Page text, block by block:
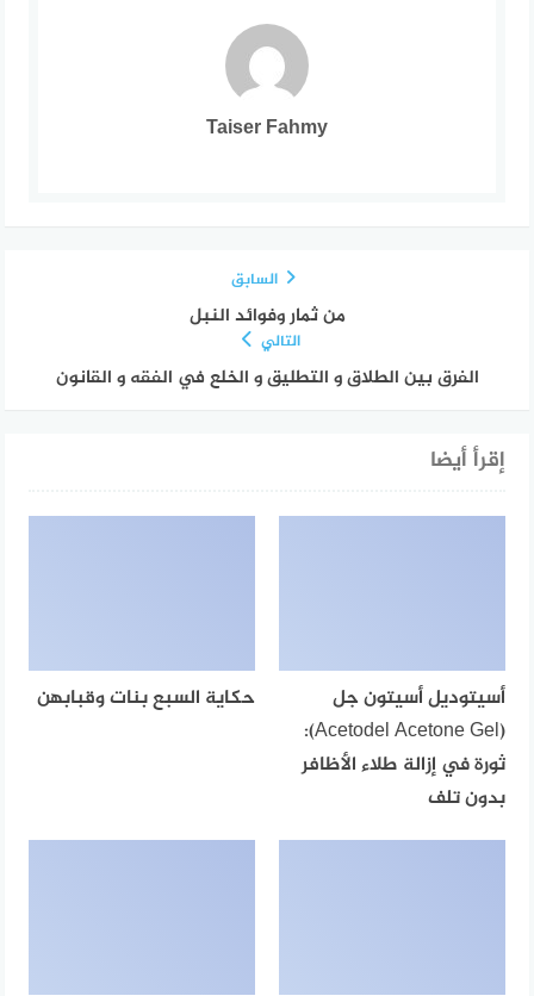
Taiser Fahmy
السابق
من ثمار وفوائد النبل
التالي
الفرق بين الطلاق و التطليق و الخلع في الفقه و القانون
إقرأ أيضا
أسيتوديل أسيتون جل
(Acetodel Acetone Gel):
ثورة في إزالة طلاء الأظافر
بدون تلف
حكاية السبع بنات وقبابهن